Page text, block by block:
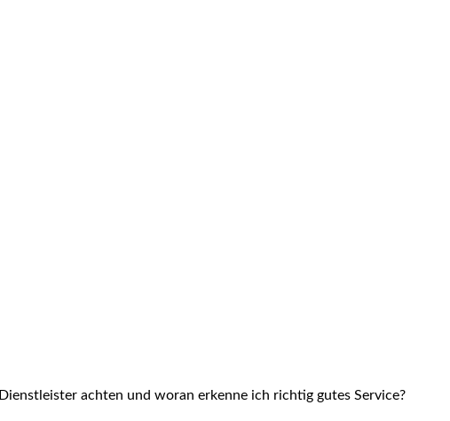
achten und woran erkenne ich richtig gutes Service?